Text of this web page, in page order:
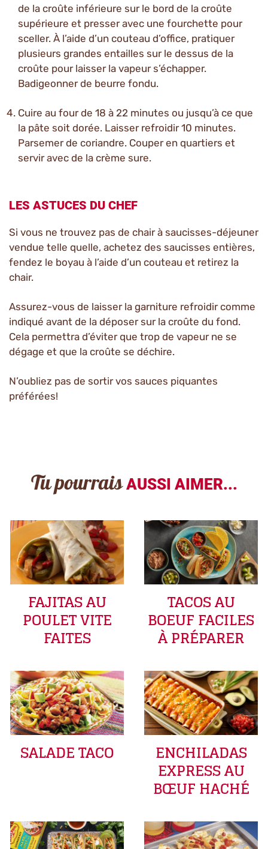
de la croûte inférieure sur le bord de la croûte
supérieure et presser avec une fourchette pour
sceller. À l’aide d’un couteau d’office, pratiquer
plusieurs grandes entailles sur le dessus de la
croûte pour laisser la vapeur s’échapper.
Badigeonner de beurre fondu.
Cuire au four de 18 à 22 minutes ou jusqu’à ce que
la pâte soit dorée. Laisser refroidir 10 minutes.
Parsemer de coriandre. Couper en quartiers et
servir avec de la crème sure.
LES ASTUCES DU CHEF
Si vous ne trouvez pas de chair à saucisses-déjeuner
vendue telle quelle, achetez des saucisses entières,
fendez le boyau à l’aide d’un couteau et retirez la
chair.
Assurez-vous de laisser la garniture refroidir comme
indiqué avant de la déposer sur la croûte du fond.
Cela permettra d’éviter que trop de vapeur ne se
dégage et que la croûte se déchire.
N’oubliez pas de sortir vos sauces piquantes
préférées!
Tu pourrais AUSSI AIMER...
FAJITAS AU
POULET VITE
FAITES
TACOS AU
BOEUF FACILES
À PRÉPARER
SALADE TACO ENCHILADAS
EXPRESS AU
BŒUF HACHÉ